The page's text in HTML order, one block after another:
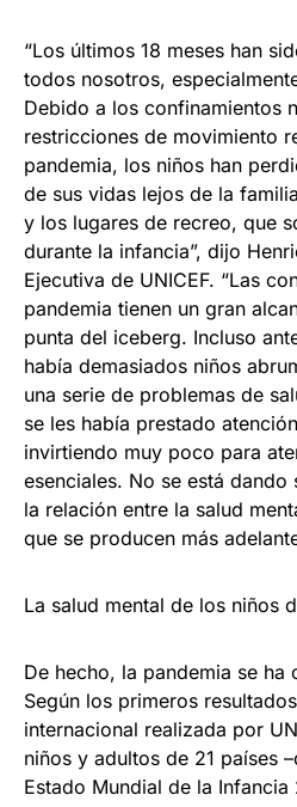
“Los últimos 18 meses han
todos nosotros,
Debido a los confinamientos
restricciones de movimiento
pandemia, los niños han
de sus vidas lejos de la
y los lugares de recreo, que
durante la infancia”, dijo
Ejecutiva de UNICEF. “Las
pandemia tienen un gran
punta del iceberg. Incluso
había demasiados niños
una serie de problemas de
se les había prestado
invirtiendo muy poco para
esenciales. No se está
la relación entre la salud
que se producen más
La salud mental de los niños
De hecho, la pandemia se
Según los primeros
internacional realizada por
niños y adultos de 21 países
Estado Mundial de la